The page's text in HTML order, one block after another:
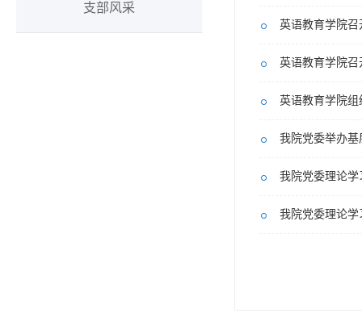
支部风采
英语教育学院
英语教育学院
英语教育学院
我院党委举办
我院党委理论
我院党委理论